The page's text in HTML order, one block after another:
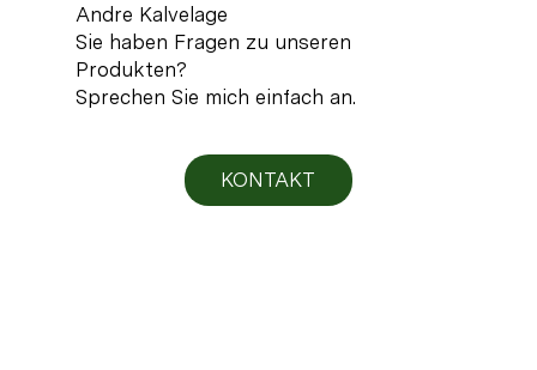
Andre Kalvelage
Sie haben Fragen zu unseren
Produkten?
Sprechen Sie mich einfach an.
KONTAKT